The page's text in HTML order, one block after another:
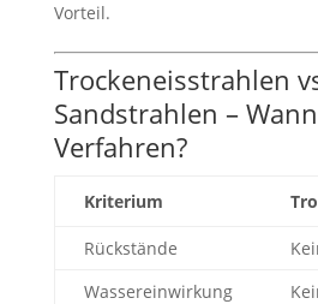
Vorteil.
Trockeneisstrahlen
Sandstrahlen –
Verfahren?
Kriterium
Rückstände
Wassereinwirkung